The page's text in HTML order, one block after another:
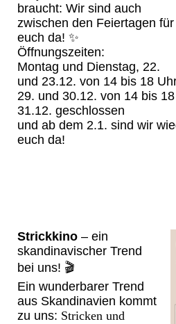
braucht: Wir sind auch
zwischen den Feiertagen für
euch da! ✨
Öffnungszeiten:
Montag und Dienstag, 22.
und 23.12. von 14 bis 18
29. und 30.12. von 14 bis
31.12. geschlossen
und ab dem 2.1. sind wir
euch da!
Strickkino – ein
skandinavischer Trend
bei uns! 🎬
Ein wunderbarer Trend
aus Skandinavien kommt
zu uns: Stricken und